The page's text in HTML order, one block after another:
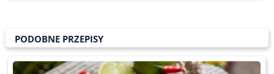
PODOBNE PRZEPISY